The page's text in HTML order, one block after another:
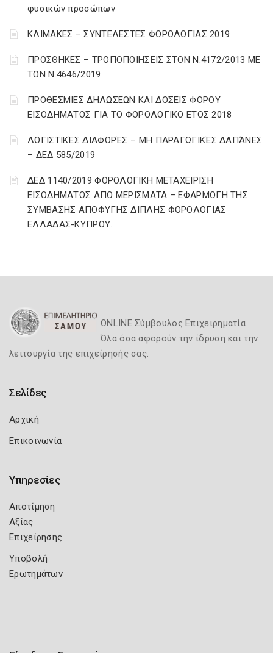
φυσικών προσώπων
ΚΛΙΜΑΚΕΣ – ΣΥΝΤΕΛΕΣΤΕΣ ΦΟΡΟΛΟΓΙΑΣ 2019
ΠΡΟΣΘΗΚΕΣ – ΤΡΟΠΟΠΟΙΗΣΕΙΣ ΣΤΟΝ Ν.4172/2013 ΜΕ
ΤΟΝ Ν.4646/2019
ΠΡΟΘΕΣΜΙΕΣ ΔΗΛΩΣΕΩΝ ΚΑΙ ΔΟΣΕΙΣ ΦΟΡΟΥ
ΕΙΣΟΔΗΜΑΤΟΣ ΓΙΑ ΤΟ ΦΟΡΟΛΟΓΙΚΟ ΕΤΟΣ 2018
ΛΟΓΙΣΤΙΚΈΣ ΔΙΑΦΟΡΈΣ – ΜΗ ΠΑΡΑΓΩΓΙΚΈΣ ΔΑΠΆΝΕΣ
– ΔΕΔ 585/2019
ΔΕΔ 1140/2019 ΦΟΡΟΛΟΓΙΚΗ ΜΕΤΑΧΕΙΡΙΣΗ
ΕΙΣΟΔΗΜΑΤΟΣ ΑΠΟ ΜΕΡΙΣΜΑΤΑ – ΕΦΑΡΜΟΓΗ ΤΗΣ
ΣΥΜΒΑΣΗΣ ΑΠΟΦΥΓΗΣ ΔΙΠΛΗΣ ΦΟΡΟΛΟΓΙΑΣ
ΕΛΛΑΔΑΣ-ΚΥΠΡΟΥ.
ONLINE Σύμβουλος Επιχειρηματία
Όλα όσα αφορούν την ίδρυση και την
λειτουργία της επιχείρησής σας.
Σελίδες
Αρχική
Επικοινωνία
Υπηρεσίες
Αποτίμηση
Αξίας
Επιχείρησης
Υποβολή
Ερωτημάτων